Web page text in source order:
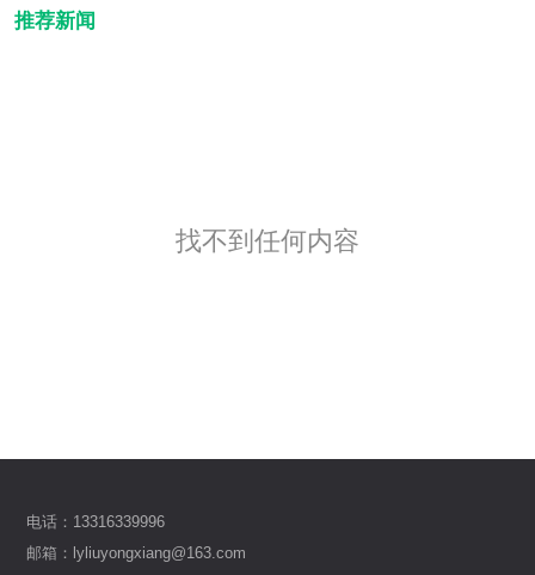
推荐新闻
找不到任何内容
电话：13316339996
邮箱：lyliuyongxiang@163.com